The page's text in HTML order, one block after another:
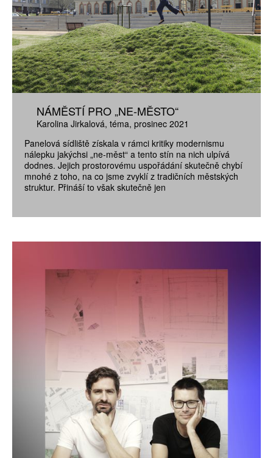
NÁMĚSTÍ PRO „NE-MĚSTO“
Karolina Jirkalová téma prosinec 2021
Panelová sídliště získala v rámci kritiky modernismu
nálepku jakýchsi „ne-měst“ a tento stín na nich ulpívá
dodnes. Jejich prostorovému uspořádání skutečně chybí
mnohé z toho, na co jsme zvyklí z tradičních městských
struktur. Přináší to však skutečně jen